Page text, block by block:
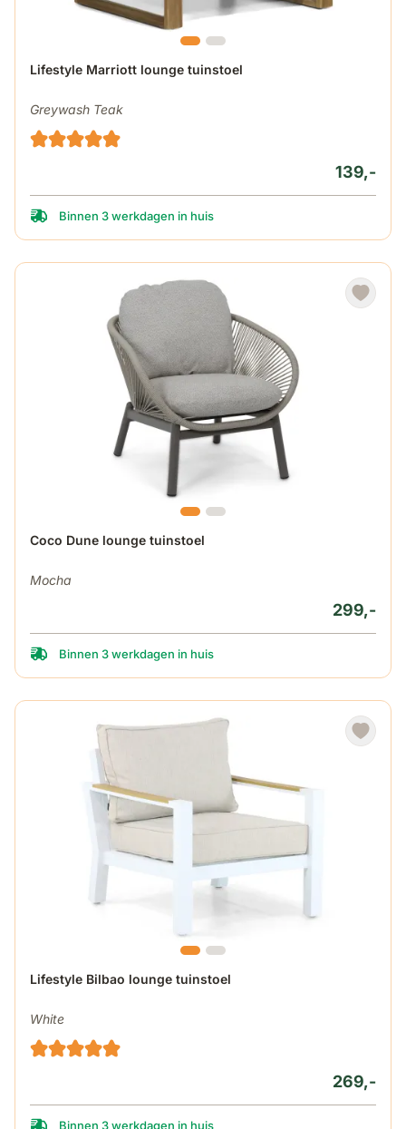
Lifestyle Marriott lounge tuinstoel
Greywash Teak
139,-
Binnen 3 werkdagen in huis
Coco Dune lounge tuinstoel
Mocha
299,-
Binnen 3 werkdagen in huis
Lifestyle Bilbao lounge tuinstoel
White
269,-
Binnen 3 werkdagen in huis